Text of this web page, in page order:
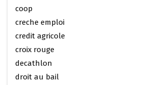
coop
creche emploi
credit agricole
croix rouge
decathlon
droit au bail